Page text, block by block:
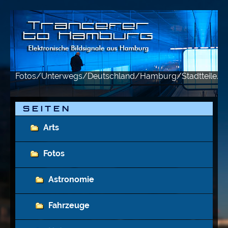
Fotos/Unterwegs/Deutschland/Hamburg/Stadtteile/
S E I T E N
Arts
Fotos
Astronomie
Fahrzeuge